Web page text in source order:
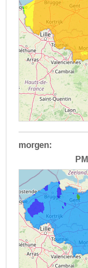
morgen:
PM